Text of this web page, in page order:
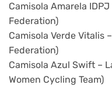
Camisola Amarela
Federation)
Camisola Verde Vitalis
Federation)
Camisola Azul Swift –
Women Cycling Team)